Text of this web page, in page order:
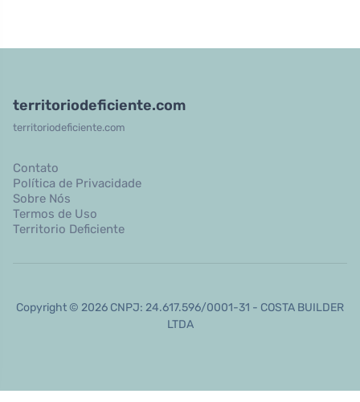
territoriodeficiente.com
territoriodeficiente.com
Contato
Política de Privacidade
Sobre Nós
Termos de Uso
Territorio Deficiente
Copyright © 2026 CNPJ: 24.617.596/0001-31 - COSTA BUILDER
LTDA